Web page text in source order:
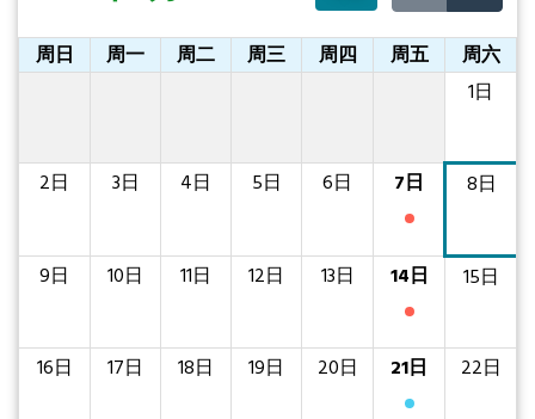
周日 周一 周二 周三 周四 周五
周六
1日
2日 3日 4日 5日 6日 7日 8日
9日 10日 11日 12日 13日 14日 15日
16日 17日 18日 19日 20日 21日 22日